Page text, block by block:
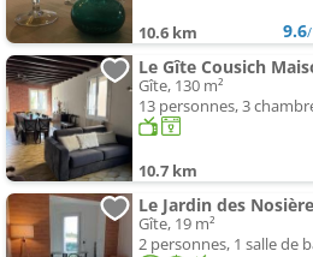
10.6 km 9.6
Gîte, 130 m²
13 personnes, 3
10.7 km
Gîte, 19 m²
2 personnes, 1 salle de